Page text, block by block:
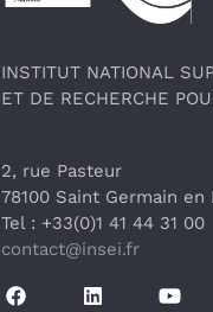
INSTITUT NATIONAL
ET DE RECHERCHE
2, rue Pasteur
78100 Saint Germain en
Tel : +33(0)1 41 44 31 00
contact@insei.fr